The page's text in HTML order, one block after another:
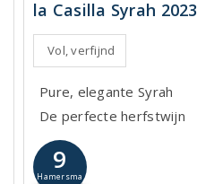
la Casilla Syrah 2023
Vol, verfijnd
Pure, elegante Syrah
De perfecte herfstwijn
9
Hamersma